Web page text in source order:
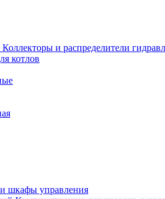
Коллекторы и распределители
котлов
шкафы управления